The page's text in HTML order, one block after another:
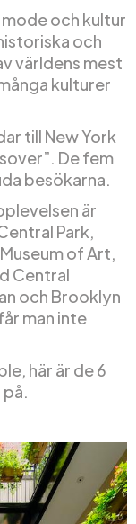
och kultur
och
världens mest
kulturer
till New York
De fem
besökarna.
är
Park,
of Art,
Central
och Brooklyn
man inte
här är de 6